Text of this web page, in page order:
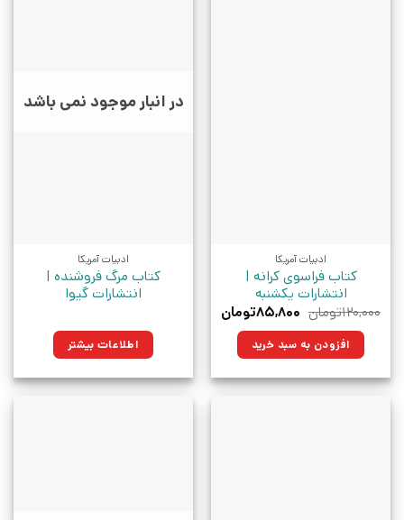
ادبیات آمریکا
کتاب فراسوی کرانه |
انتشارات یکشنبه
۱۲۰,۰۰۰تومان قیمت
۱۲۰,۰۰۰تومان
بود.
۸۵,۸۰۰تومانقیمت
فعلی:
افزودن به سبد خرید
در انبار موجود نمی باشد
ادبیات آمریکا
کتاب مرگ فروشنده |
انتشارات گیوا
اطلاعات بیشتر